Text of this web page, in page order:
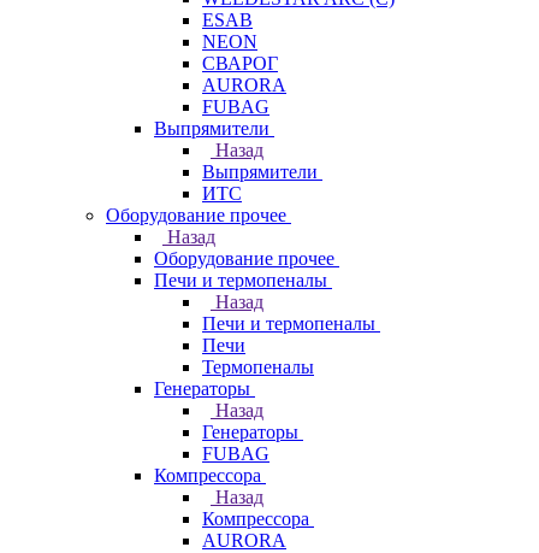
ESAB
NEON
СВАРОГ
AURORA
FUBAG
Выпрямители
Назад
Выпрямители
ИТС
Оборудование прочее
Назад
Оборудование прочее
Печи и термопеналы
Назад
Печи и термопеналы
Печи
Термопеналы
Генераторы
Назад
Генераторы
FUBAG
Компрессора
Назад
Компрессора
AURORA